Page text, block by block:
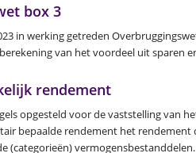
box 3
in werking getreden
van het voordeel uit sparen
rendement
opgesteld voor de vaststelling van
bepaalde rendement het
(categorieën)